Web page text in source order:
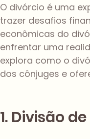
O divórcio é uma
trazer desafios
econômicas do
enfrentar uma
explora como o
dos cônjuges e
1. Divisão